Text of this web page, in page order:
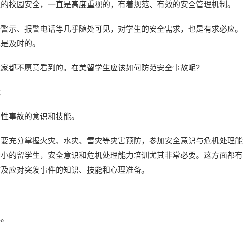
校园安全，一直是高度重视的，有着规范、有效的安全管理机制。
示、报警电话等几乎随处可见，对学生的安全需求，也是有求必应。
及时的。
都不愿意看到的。在美留学生应该如何防范安全事故呢？
事故的意识和技能。
充分掌握火灾、水灾、雪灾等灾害预防，参加安全意识与危机处理能
的留学生，安全意识和危机处理能力培训尤其非常必要。这方面都有
应对突发事件的知识、技能和心理准备。